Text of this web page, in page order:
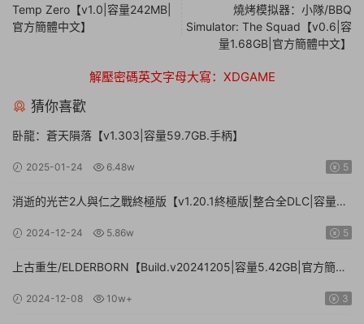
Temp Zero【v1.0|容量242MB|
官方簡體中文】
燒烤模拟器：小隊/BBQ
Simulator: The Squad【v0.6|容
量1.68GB|官方簡體中文】
解壓密碼英文字母大寫：XDGAME
猜你喜歡
卧龍：蒼天隕落【v1.303|容量59.7GB.手柄】
2025-01-24 6.48w 5
消逝的光芒2人與仁之戰終極版【v1.20.1終極版|整合全DLC|容量
2024-12-24 5.86w 5
上古重生/ELDERBORN【Build.v20241205|容量5.42GB|官方簡體
2024-12-08 10w+ 3